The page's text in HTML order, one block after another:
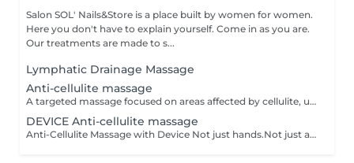
Salon SOL' Nails&Store is a place built by women for women.
Here you don't have to explain yourself. Come in as you are.
Our treatments are made to s...
Lymphatic Drainage Massage
Anti-cellulite massage
A targeted massage focused on areas affected by cellulite, using specific movements to stimulate circulation and support skin firmness. It is designed to help improve skin texture and encourage smoother-looking contours. Result: skin that feels firmer and looks smoother with regular sessions. Recommended frequency: 1 to 2 times per week as part of an ongoing treatment plan.
DEVICE Anti-cellulite massage
Anti-Cellulite Massage with Device Not just hands.Not just a machine.Together. Manual massage + device treatment with intensive Styx products - it's a combination that reaches deeper and works faster. - breaks down stubborn deposits - drains excess fluid - firms and smooths the skin Works best as a course of 5 or 10 sessions. But even after 1 you'll feel lighter!